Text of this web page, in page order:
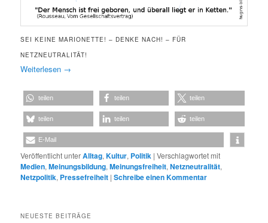
SEI KEINE MARIONETTE! – DENKE NACH! – FÜR
NETZNEUTRALITÄT!
Weiterlesen →
teilen teilen teilen
teilen teilen teilen
E-Mail
Veröffentlicht unterAlltag,Kultur, Politik |Verschlagwortet mit
Medien,Meinungsbildung,Meinungsfreiheit,Netzneutralität,
Netzpolitik, Pressefreiheit |Schreibe einen Kommentar
NEUESTE BEITRÄGE